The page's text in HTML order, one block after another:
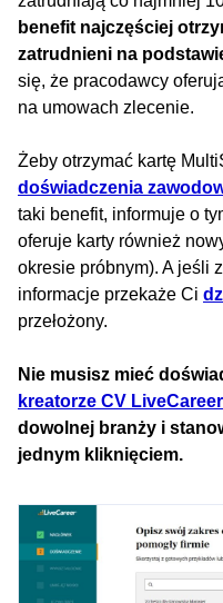
benefit najczęściej
zatrudnieni na
się, że pracodawcy
na umowach zlecenie.
Żeby otrzymać kartę
doświadczenia
taki benefit, informuje o
oferuje karty również
okresie próbnym). A jeśli
informacje przekaże Ci
przełożony.
Nie musisz mieć
kreatorze CV LiveCareer
dowolnej branży i
jednym kliknięciem.